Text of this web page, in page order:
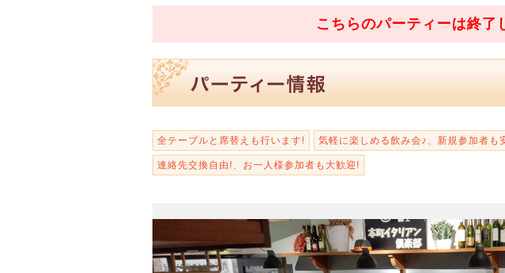
こちらのパーティーは終了
全テーブルと席替えも行います! 気軽に楽しめる飲み会♪、新規参加者も
連絡先交換自由!、お一人様参加者も大歓迎!